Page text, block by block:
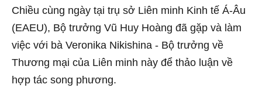
Chiều cùng ngày tại trụ sở Liên minh Kinh tế Á-Âu
(EAEU), Bộ trưởng Vũ Huy Hoàng đã gặp và làm
việc với bà Veronika Nikishina - Bộ trưởng về
Thương mại của Liên minh này để thảo luận về
hợp tác song phương.